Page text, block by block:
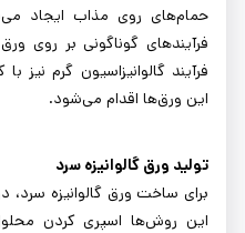
حمام‌های روی مذاب ایجاد
فرآیندهای گوناگونی بر روی
فرآیند گالوانیزاسیون گرم
این ورق‌ها اقدام می‌شود.
تولید ورق گالوانیزه سرد
برای ساخت ورق گالوانیزه
این روش‌ها اسپری کردن